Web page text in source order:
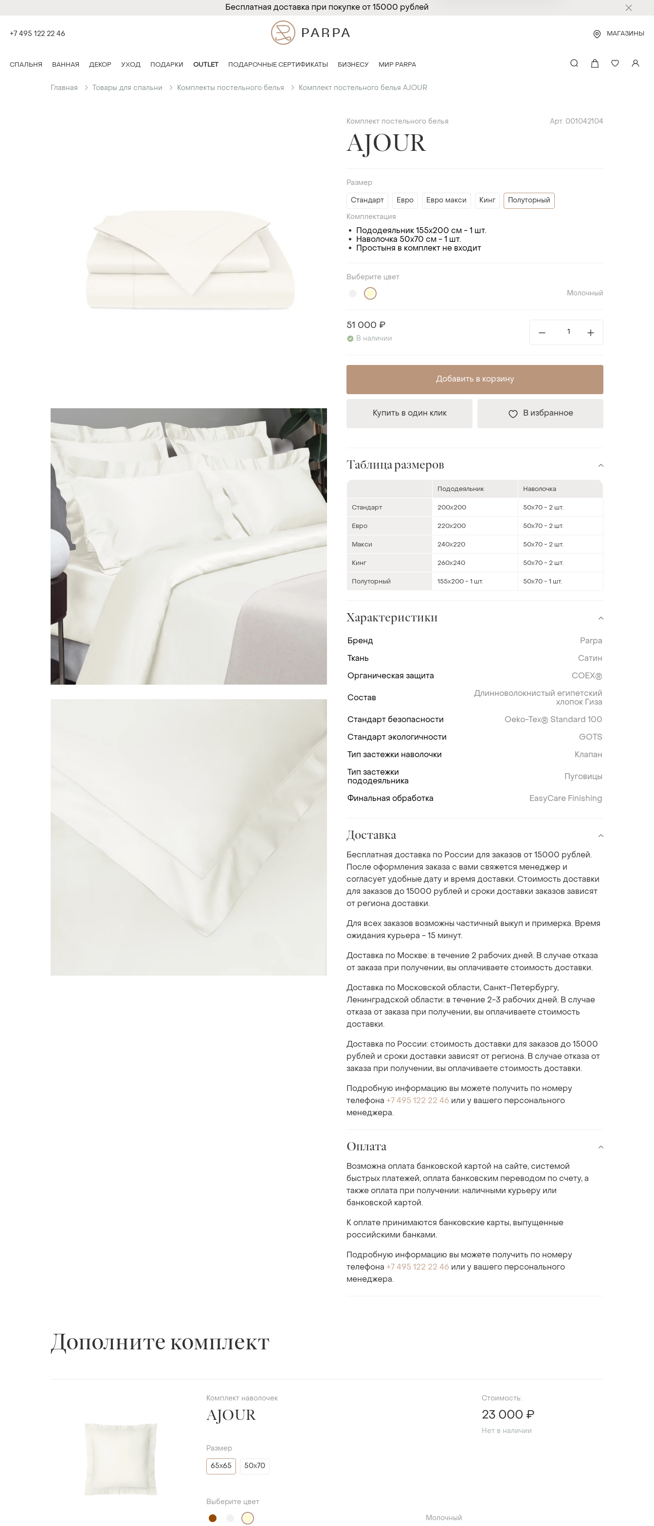
Бесплатная доставка при покупке от 15000 рублей
+7 495 122 22 46 МАГАЗИНЫ
СПАЛЬНЯ ВАННАЯ ДЕКОР УХОД ПОДАРКИ OUTLET ПОДАРОЧНЫЕ СЕРТИФИКАТЫ БИЗНЕСУ МИР PARPA
Главная Товары для спальни Комплекты постельного белья Комплект постельного белья AJOUR
Комплект постельного белья Арт. 001042104
AJOUR
Размер
Стандарт Евро Евро макси Кинг Полуторный
Комплектация
Пододеяльник 155х200 см - 1 шт.
Наволочка 50х70 см - 1 шт.
Простыня в комплект не входит
Выберите цвет
Молочный
51 000 ₽
В наличии
Добавить в корзину
Купить в один клик В избранное
Таблица размеров
Пододеяльник Наволочка
Стандарт 200х200 50х70 - 2 шт.
Евро 220х200 50х70 - 2 шт.
Макси 240х220 50х70 - 2 шт.
Кинг 260х240 50х70 - 2 шт.
Полуторный 155х200 - 1 шт. 50х70 - 1 шт.
Характеристики
Бренд Parpa
Ткань Сатин
Органическая защита COEX®
Состав
Длинноволокнистый египетский
хлопок Гиза
Стандарт безопасности Oeko-Tex® Standard 100
Стандарт экологичности GOTS
Тип застежки наволочки Клапан
Тип застежки
пододеяльника
Пуговицы
Финальная обработка EasyCare Finishing
Доставка
Бесплатная доставка по России для заказов от 15000 рублей.
После оформления заказа с вами свяжется менеджер и
согласует удобные дату и время доставки. Стоимость доставки
для заказов до 15000 рублей и сроки доставки заказов зависят
от региона доставки.
Для всех заказов возможны частичный выкуп и примерка. Время
ожидания курьера - 15 минут.
Доставка по Москве: в течение 2 рабочих дней. В случае отказа
от заказа при получении, вы оплачиваете стоимость доставки.
Доставка по Московской области, Санкт-Петербургу,
Ленинградской области: в течение 2-3 рабочих дней. В случае
отказа от заказа при получении, вы оплачиваете стоимость
доставки.
Доставка по России: стоимость доставки для заказов до 15000
рублей и сроки доставки зависят от региона. В случае отказа от
заказа при получении, вы оплачиваете стоимость доставки.
Подробную информацию вы можете получить по номеру
телефона +7 495 122 22 46 или у вашего персонального
менеджера.
Оплата
Возможна оплата банковской картой на сайте, системой
быстрых платежей, оплата банковским переводом по счету, а
также оплата при получении: наличными курьеру или
банковской картой.
К оплате принимаются банковские карты, выпущенные
российскими банками.
Подробную информацию вы можете получить по номеру
телефона +7 495 122 22 46 или у вашего персонального
менеджера.
Дополните комплект
Комплект наволочек
AJOUR
Размер
65х65 50х70
Выберите цвет
Молочный
Стоимость:
23 000 ₽
Нет в наличии